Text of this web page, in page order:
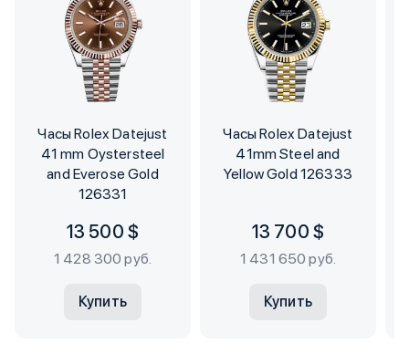
Часы Rolex Datejust
41 mm Oystersteel
and Everose Gold
126331
13 500 $
1 428 300 руб.
Купить
Часы Rolex Datejust
41mm Steel and
Yellow Gold 126333
13 700 $
1 431 650 руб.
Купить